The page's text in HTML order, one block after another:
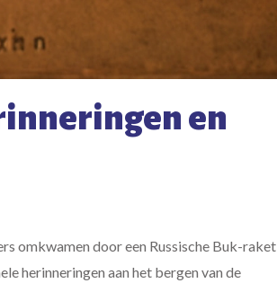
en
omkwamen door een Russische Buk-raket
herinneringen aan het bergen van de